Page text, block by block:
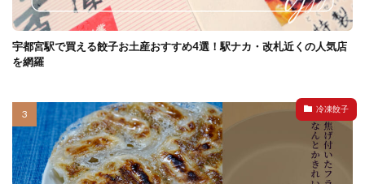
宇都宮駅で買える餃子お土産おすすめ4選！駅ナカ・改札近くの人気店
を網羅
冷凍餃子